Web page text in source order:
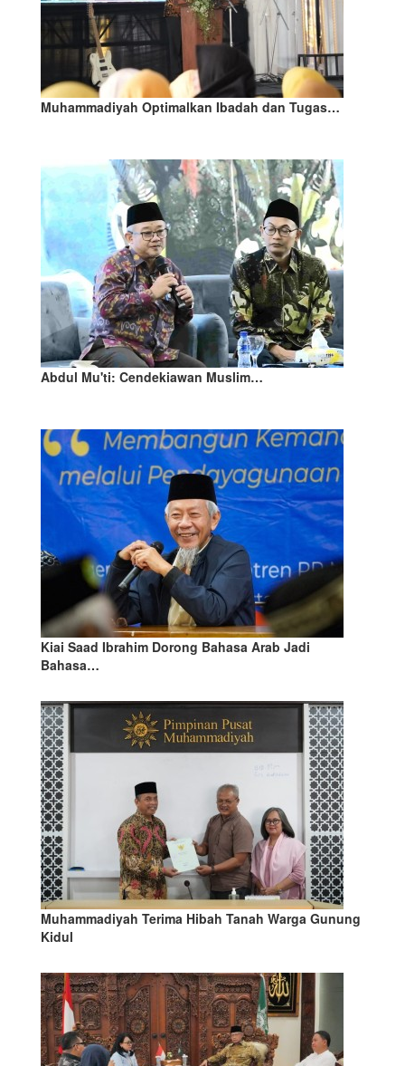
Muhammadiyah Optimalkan Ibadah dan Tugas…
Abdul Mu'ti: Cendekiawan Muslim…
Kiai Saad Ibrahim Dorong Bahasa Arab Jadi
Bahasa…
Muhammadiyah Terima Hibah Tanah Warga Gunung
Kidul